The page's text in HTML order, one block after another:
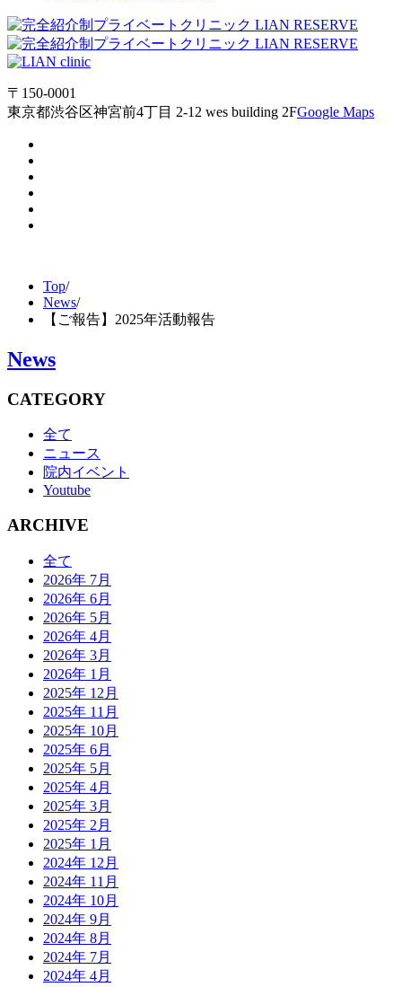
〒150-0001
東京都渋谷区神宮前4丁目 2-12 wes building 2FGoogle Maps
Top/
News/
【ご報告】2025年活動報告
News
CATEGORY
全て
ニュース
院内イベント
Youtube
ARCHIVE
全て
2026年 7月
2026年 6月
2026年 5月
2026年 4月
2026年 3月
2026年 1月
2025年 12月
2025年 11月
2025年 10月
2025年 6月
2025年 5月
2025年 4月
2025年 3月
2025年 2月
2025年 1月
2024年 12月
2024年 11月
2024年 10月
2024年 9月
2024年 8月
2024年 7月
2024年 4月